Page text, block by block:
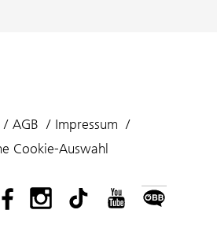
AGB
Impressum
Cookie-Auswahl